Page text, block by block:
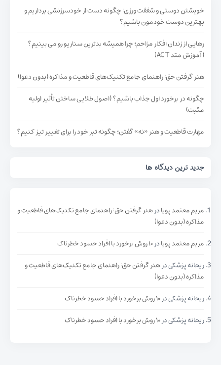
خویشتن دوستی و شفقت ورزی: چگونه دست از خودسرزنشی برداریم و
بهترین دوست خودمون باشیم؟
رهایی از زندان افکار مزاحم؛ چرا همیشه بدترین سناریو رو می بینیم؟
(آموزش متد ACT)
هنر گرفتن حق: راهنمای جامع تکنیک‌های قاطعیت و مذاکره (بدون دعوا)
چگونه در برخورد اول جذاب باشیم؟ (اصول طلایی ساختن تأثیر اولیه
مثبت)
مهارت قاطعیت و هنر «نه» گفتن؛ چگونه تبر خود را برای تغییر تیز کنیم؟
جدید ترین دیدگاه ها
مریم معتمد پویادرهنر گرفتن حق: راهنمای جامع تکنیک‌های قاطعیت و
مذاکره (بدون دعوا)
مریم معتمد پویادر۱۰ روش برخورد با افراد حسود خطرناک
ریحانه پزشکیدرهنر گرفتن حق: راهنمای جامع تکنیک‌های قاطعیت و
مذاکره (بدون دعوا)
ریحانه پزشکیدر۱۰ روش برخورد با افراد حسود خطرناک
ریحانه پزشکیدر۱۰ روش برخورد با افراد حسود خطرناک